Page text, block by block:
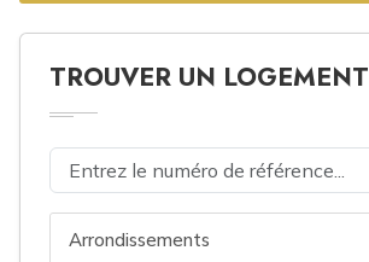
TROUVER UN LOGEMENT
Arrondissements